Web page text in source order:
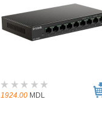
1924.00 MDL